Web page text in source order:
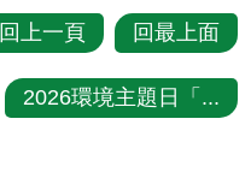
回上一頁 回最上面
2026環境主題日「...